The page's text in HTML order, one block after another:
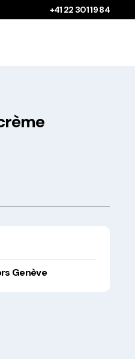
+41 22 301 19 84
fabriqués
Genève